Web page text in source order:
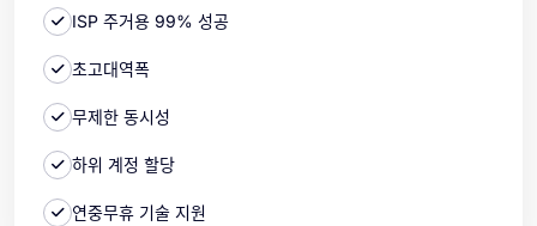
ISP 주거용 99% 성공
초고대역폭
무제한 동시성
하위 계정 할당
연중무휴 기술 지원